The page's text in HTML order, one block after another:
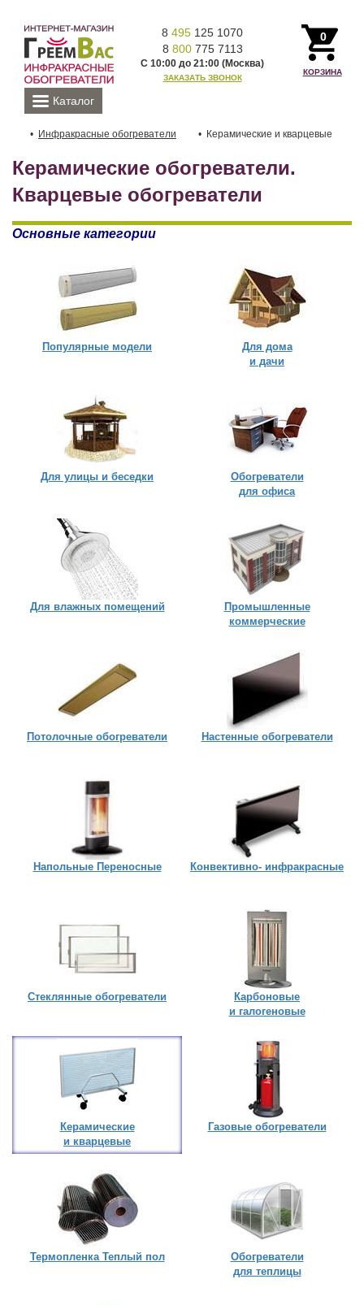
Каталог
8 495 125 1070
8 800775 7113
С 10:00 до 21:00 (Москва)
ЗАКАЗАТЬ ЗВОНОК
0
КОРЗИНА
Инфракрасные обогреватели Керамические и кварцевые
Керамические обогреватели.
Кварцевые обогреватели
Основные категории
Популярные модели
Для дома
и дачи
Для улицы и беседки
Обогреватели
для офиса
Для влажных помещений
Промышленные
коммерческие
Потолочные обогреватели Настенные обогреватели
Напольные Переносные Конвективно- инфракрасные
Стеклянные обогреватели
Карбоновые
и галогеновые
Керамические
и кварцевые
Газовые обогреватели
Термопленка Теплый пол
Обогреватели
для теплицы